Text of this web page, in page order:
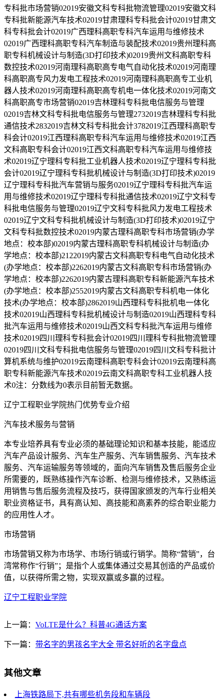
专科批市场营销02019安徽文科专科批物流管理02019安徽文科
专科批新能源汽车技术02019甘肃理科专科批会计02019甘肃文
科专科批会计02019广西理科高职专科汽车运用与维修技术
02019广西理科高职专科汽车制造与装配技术02019贵州理科高
职专科机械设计与制造(3D打印技术)02019贵州文科高职专科
数控技术02019河南理科高职高专电气自动化技术02019河南理
科高职高专风力发电工程技术02019河南理科高职高专工业机
器人技术02019河南理科高职高专机电一体化技术02019河南文
科高职高专市场营销02019吉林理科专科批电信服务与管理
02019吉林文科专科批电信服务与管理2732019吉林理科专科批
通信技术2832019吉林文科专科批会计3782019江西理科高职专
科会计02019江西理科高职专科汽车运用与维修技术02019江西
文科高职专科会计02019江西文科高职专科汽车运用与维修技
术02019辽宁理科专科批工业机器人技术02019辽宁理科专科批
会计02019辽宁理科专科批机械设计与制造(3D打印技术)02019
辽宁理科专科批汽车营销与服务02019辽宁理科专科批汽车运
用与维修技术02019辽宁理科专科批通信技术02019辽宁文科专
科批电信服务与管理02019辽宁文科专科批风力发电工程技术
02019辽宁文科专科批机械设计与制造(3D打印技术)02019辽宁
文科专科批数控技术02019内蒙古理科高职专科市场营销(办学
地点：校本部)02019内蒙古理科高职专科机械设计与制造(办
学地点：校本部)2122019内蒙古文科高职专科电气自动化技术
(办学地点：校本部)2262019内蒙古文科高职专科市场营销(办
学地点：校本部)2262019内蒙古理科高职专科新能源汽车技术
(办学地点：校本部)2552019内蒙古文科高职专科机电一体化
技术(办学地点：校本部)2862019山西理科专科批机电一体化
技术02019山西理科专科批机械设计与制造02019山西理科专科
批汽车运用与维修技术02019山西文科专科批汽车运用与维修
技术02019四川理科专科批会计02019四川理科专科批物流管理
02019四川文科专科批电信服务与管理02019四川文科专科批计
算机系统与维护02019云南理科高职专科会计02019云南理科高
职专科新能源汽车技术02019云南文科高职专科工业机器人技
术0注：分数线为0表示目前暂无数据。
辽宁工程职业学院热门优势专业介绍
汽车技术服务与营销
本专业培养具有专业必须的基础理论知识和基本技能，能适应
汽车产品设计服务、汽车生产服务、汽车销售服务、汽车技术
服务、汽车运输服务等领域的，面向汽车销售及售后服务企业
所需要的，既熟练操作汽车诊断、检测与维修技术，又熟练运
用销售与售后服务流程及技巧，获得国家颁发的汽车行业相关
职业资格证书，具有高认知、高技能和高素养的综合职业能力
的应用性人才。
市场营销
市场营销又称为市场学、市场行销或行销学。简称“营销”，台
湾常称作“行销”；是指个人或集体通过交易其创造的产品或价
值，以获得所需之物，实现双赢或多赢的过程。
辽宁工程职业学院
上一篇： VoLTE是什么？科普4G通话方案
下一篇： 带名字的男孩名字大全 带名好听的名字盘点
其他文章
上海铁路局下,共有哪些机务段和车辆段